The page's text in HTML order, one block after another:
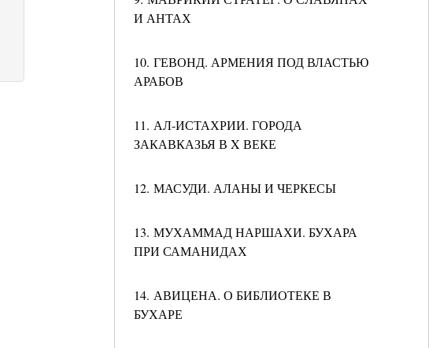
И АНТАХ
10. ГЕВОНД. АРМЕНИЯ ПОД ВЛАСТЬЮ
АРАБОВ
11. АЛ-ИСТАХРИИ. ГОРОДА
ЗАКАВКАЗЬЯ В X ВЕКЕ
12. МАСУДИ. АЛАНЫ И ЧЕРКЕСЫ
13. МУХАММАД НАРШАХИ. БУХАРА
ПРИ САМАНИДАХ
14. АВИЦЕНА. О БИБЛИОТЕКЕ В
БУХАРЕ